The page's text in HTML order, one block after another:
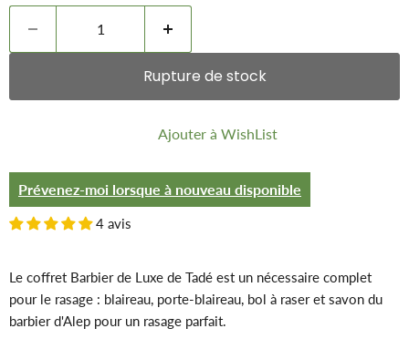
Rupture de stock
Ajouter à WishList
Prévenez-moi lorsque à nouveau disponible
4 avis
Le coffret Barbier de Luxe de Tadé est un nécessaire complet
pour le rasage : blaireau, porte-blaireau, bol à raser et savon du
barbier d'Alep pour un rasage parfait.